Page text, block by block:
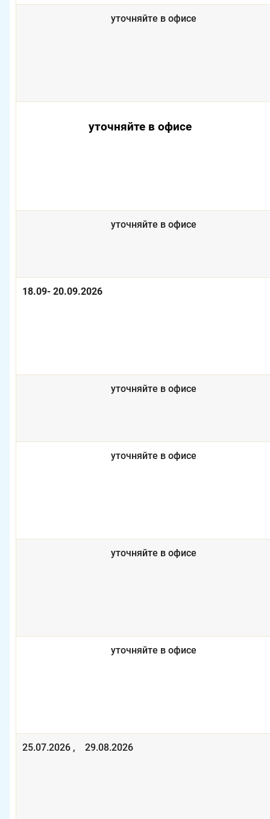
уточняйте в офисе
уточняйте в офисе
уточняйте в офисе
18.09- 20.09.2026
уточняйте в офисе
уточняйте в офисе
уточняйте в офисе
уточняйте в офисе
25.07.2026 , 29.08.2026